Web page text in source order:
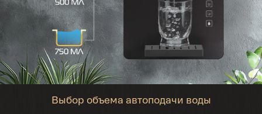
Выбор объема автоподачи воды